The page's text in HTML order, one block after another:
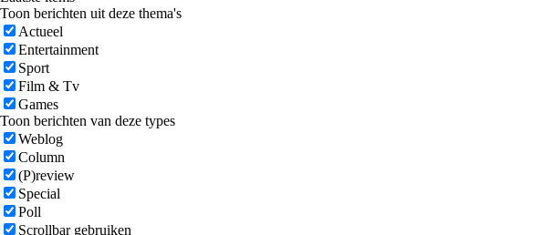
Toon berichten uit deze thema's
Actueel
Entertainment
Sport
Film & Tv
Games
Toon berichten van deze types
Weblog
Column
(P)review
Special
Poll
Scrollbar gebruiken